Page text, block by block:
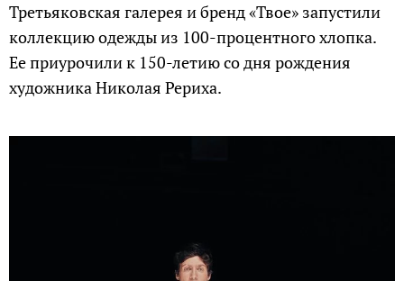
Третьяковская галерея и бренд «Твое» запустили
коллекцию одежды из 100-процентного хлопка.
Ее приурочили к 150-летию со дня рождения
художника Николая Рериха.